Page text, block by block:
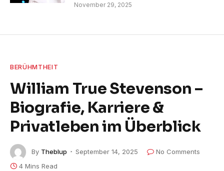
November 29, 2025
BERÜHMTHEIT
William True Stevenson –
Biografie, Karriere &
Privatleben im Überblick
By Theblup September 14, 2025
No Comments
4 Mins Read